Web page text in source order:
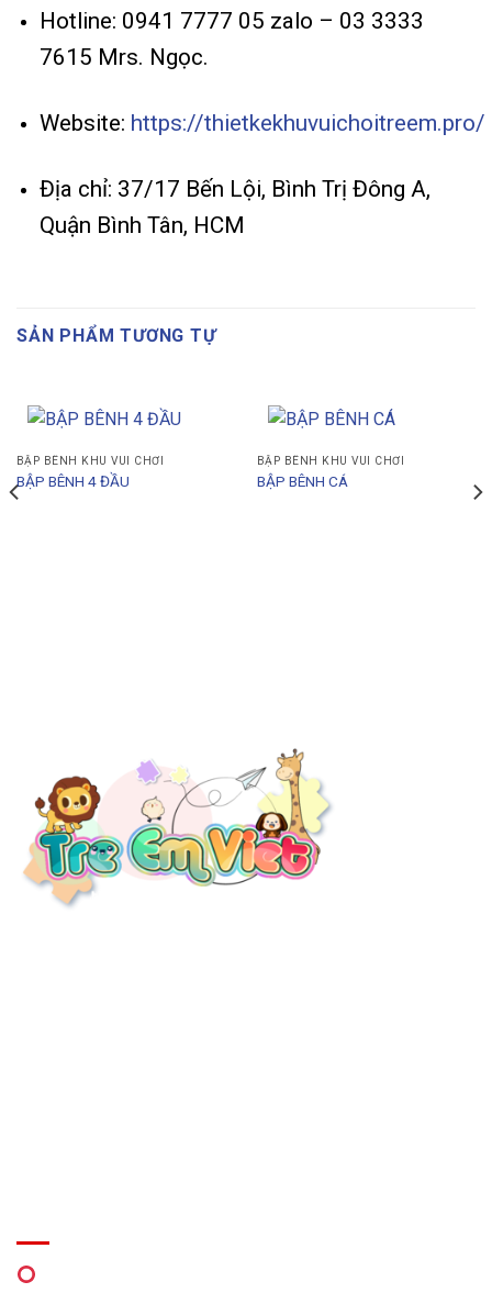
Hotline: 0941 7777 05 zalo – 03 3333
7615 Mrs. Ngọc.
Website: https://thietkekhuvuichoitreem.pro/
Địa chỉ: 37/17 Bến Lội, Bình Trị Đông A,
Quận Bình Tân, HCM
SẢN PHẨM TƯƠNG TỰ
BẬP BÊNH KHU VUI CHƠI
BẬP BÊNH 4 ĐẦU
BẬP BÊNH KHU VUI CHƠI
BẬP BÊNH CÁ